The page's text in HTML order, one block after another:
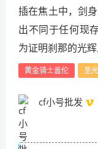
插在焦土中，剑
出不同于任何现
为证明刹那的光
黄金骑士盖伦 圣
cf小号批发